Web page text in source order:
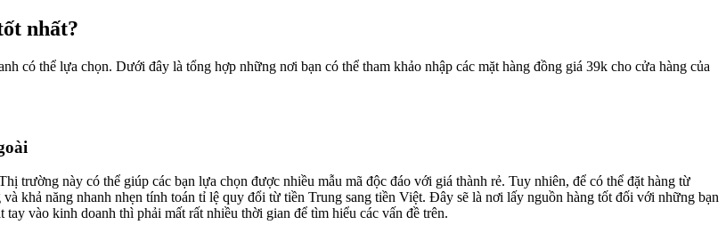
nhất?
có thể lựa chọn. Dưới đây là tổng hợp những nơi bạn có thể tham khảo nhập các mặt hàng đồng giá 39k cho cửa hàng của
trường này có thể giúp các bạn lựa chọn được nhiều mẫu mã độc đáo với giá thành rẻ. Tuy nhiên, để có thể đặt hàng từ
khả năng nhanh nhẹn tính toán tỉ lệ quy đổi từ tiền Trung sang tiền Việt. Đây sẽ là nơi lấy nguồn hàng tốt đối với những bạn
vào kinh doanh thì phải mất rất nhiều thời gian để tìm hiểu các vấn đề trên.